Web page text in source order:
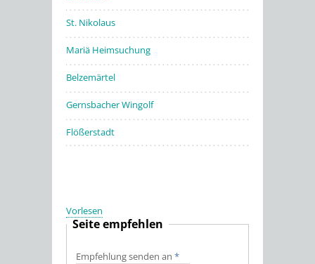
St. Nikolaus
Mariä Heimsuchung
Belzemärtel
Gernsbacher Wingolf
Flößerstadt
Vorlesen
Seite empfehlen
Empfehlung senden an *